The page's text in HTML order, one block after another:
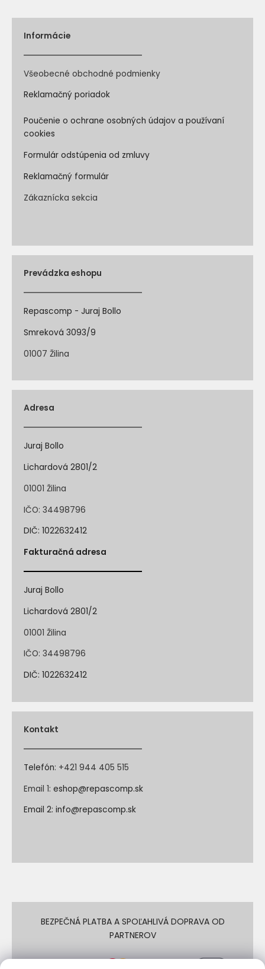
Informácie
Všeobecné obchodné podmienky
Reklamačný poriadok
Poučenie o ochrane osobných údajov a používaní
cookies
Formulár odstúpenia od zmluvy
Reklamačný formulár
Zákaznícka sekcia
Prevádzka eshopu
Repascomp - Juraj Bollo
Smreková 3093/9
01007 Žilina
Adresa
Juraj Bollo
Lichardová 2801/2
01001 Žilina
IČO: 34498796
DIČ: 1022632412
Fakturačná adresa
Juraj Bollo
Lichardová 2801/2
01001 Žilina
IČO: 34498796
DIČ: 1022632412
Kontakt
Telefón: +421 944 405 515
Email 1: eshop@repascomp.sk
Email 2: info@repascomp.sk
BEZPEČNÁ PLATBA A SPOĽAHLIVÁ DOPRAVA OD
PARTNEROV